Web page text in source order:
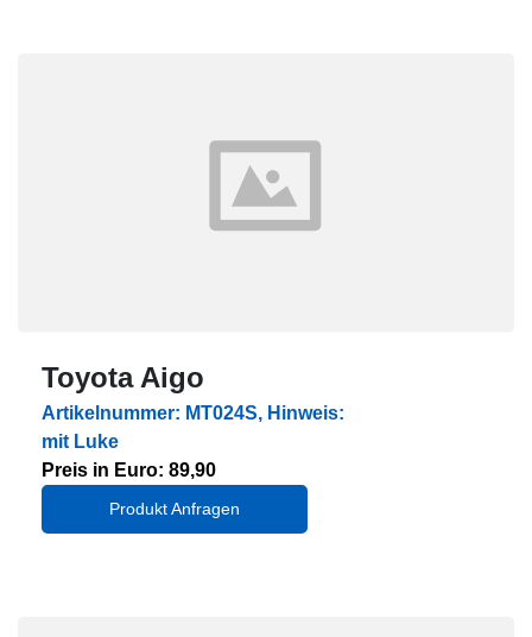
Toyota Aigo
Artikelnummer: MT024S, Hinweis:
mit Luke
Preis in Euro: 89,90
Produkt Anfragen